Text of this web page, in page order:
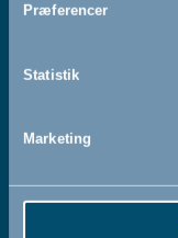
Præferencer
Statistik
Marketing
Ved at tilmelde